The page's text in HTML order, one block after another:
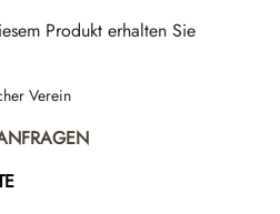
Produkt erhalten Sie
Verein